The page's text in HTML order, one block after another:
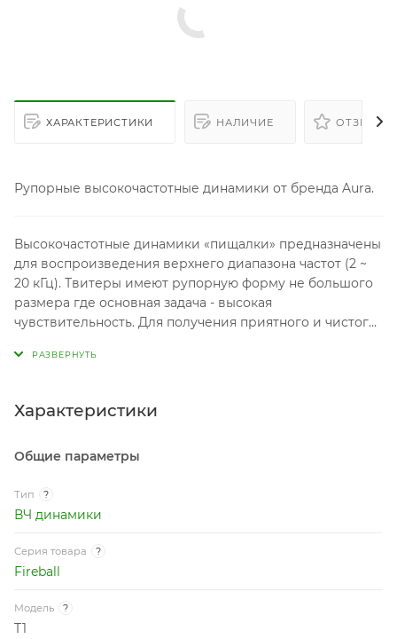
ХАРАКТЕРИСТИКИ НАЛИЧИЕ ОТЗЫВЫ
Рупорные высокочастотные динамики от бренда Aura.
Высокочастотные динамики «пищалки» предназначены
для воспроизведения верхнего диапазона частот (2 ~
20 кГц). Твитеры имеют рупорную форму не большого
размера где основная задача - высокая
чувствительность. Для получения приятного и чистого
Характеристики
Общие параметры
Тип ?
ВЧ динамики
Серия товара ?
Fireball
Модель ?
T1